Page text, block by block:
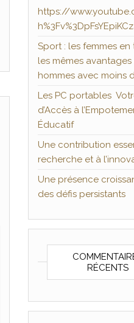
https://
Sport : les femmes en
les mêmes
hommes avec moins
Les PC portables
d’Accès à
Éducatif
Une contribution
recherche et à
Une présence
des défis persistants
RÉCENTS